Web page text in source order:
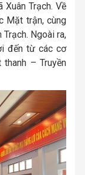
Xuân Trạch. Về
Mặt trận, cùng
Trạch. Ngoài ra,
đến từ các cơ
– Truyền